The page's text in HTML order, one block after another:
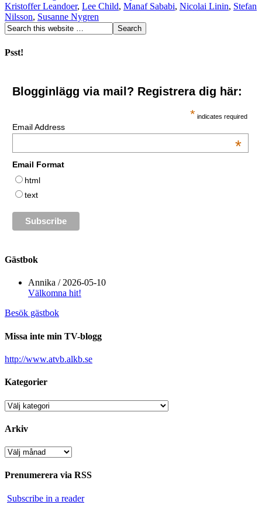
Kristoffer Leandoer, Lee Child, Manaf Sababi, Nicolai Linin, Stefan
Nilsson, Susanne Nygren
Psst!
Blogginlägg via mail? Registrera dig här:
* indicates required
Email Address
*
Email Format
html
text
Gästbok
Annika /2026-05-10
Välkomna hit!
Besök gästbok
Missa inte min TV-blogg
http://www.atvb.alkb.se
Kategorier
Kategorier
Arkiv
Arkiv
Prenumerera via RSS
Subscribe in a reader